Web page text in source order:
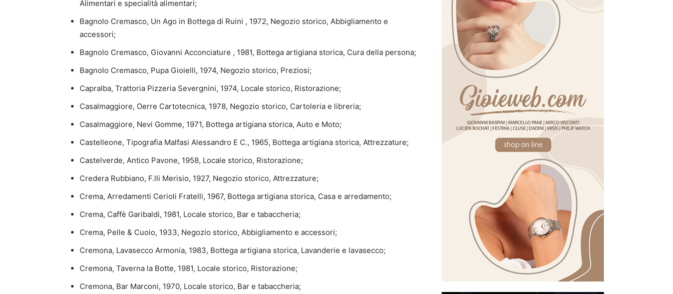
Alimentari e specialità alimentari;
Bagnolo Cremasco, Un Ago in Bottega di Ruini , 1972, Negozio storico, Abbigliamento e
accessori;
Bagnolo Cremasco, Giovanni Acconciature , 1981, Bottega artigiana storica, Cura della persona;
Bagnolo Cremasco, Pupa Gioielli, 1974, Negozio storico, Preziosi;
Capralba, Trattoria Pizzeria Severgnini, 1974, Locale storico, Ristorazione;
Casalmaggiore, Oerre Cartotecnica, 1978, Negozio storico, Cartoleria e libreria;
Casalmaggiore, Nevi Gomme, 1971, Bottega artigiana storica, Auto e Moto;
Castelleone, Tipografia Malfasi Alessandro E C., 1965, Bottega artigiana storica, Attrezzature;
Castelverde, Antico Pavone, 1958, Locale storico, Ristorazione;
Credera Rubbiano, F.lli Merisio, 1927, Negozio storico, Attrezzature;
Crema, Arredamenti Cerioli Fratelli, 1967, Bottega artigiana storica, Casa e arredamento;
Crema, Caffè Garibaldi, 1981, Locale storico, Bar e tabaccheria;
Crema, Pelle & Cuoio, 1933, Negozio storico, Abbigliamento e accessori;
Cremona, Lavasecco Armonia, 1983, Bottega artigiana storica, Lavanderie e lavasecco;
Cremona, Taverna la Botte, 1981, Locale storico, Ristorazione;
Cremona, Bar Marconi, 1970, Locale storico, Bar e tabaccheria;